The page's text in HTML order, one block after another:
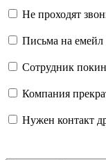
Не проходят
Письма на емейл
Сотрудник
Компания
Нужен контакт